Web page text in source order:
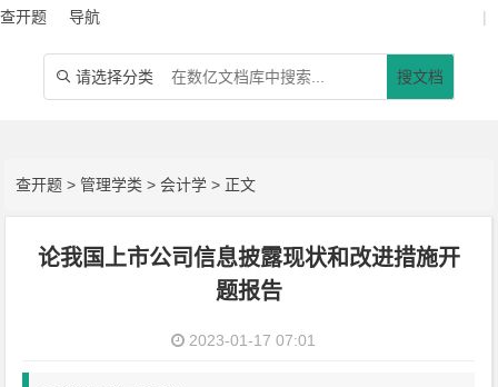
查开题 导航 |
 请选择分类 搜文档
查开题 >管理学类 >会计学 > 正文
论我国上市公司信息披露现状和改进措施开
题报告
2023-01-17 07:01